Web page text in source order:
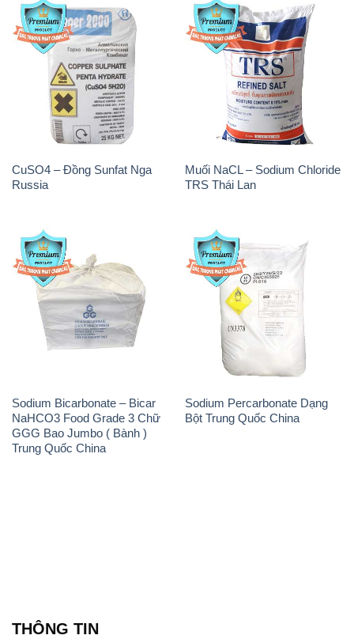
CuSO4 – Đồng Sunfat Nga
Russia
Muối NaCL – Sodium Chloride
TRS Thái Lan
Sodium Bicarbonate – Bicar
NaHCO3 Food Grade 3 Chữ
GGG Bao Jumbo ( Bành )
Trung Quốc China
Sodium Percarbonate Dạng
Bột Trung Quốc China
THÔNG TIN